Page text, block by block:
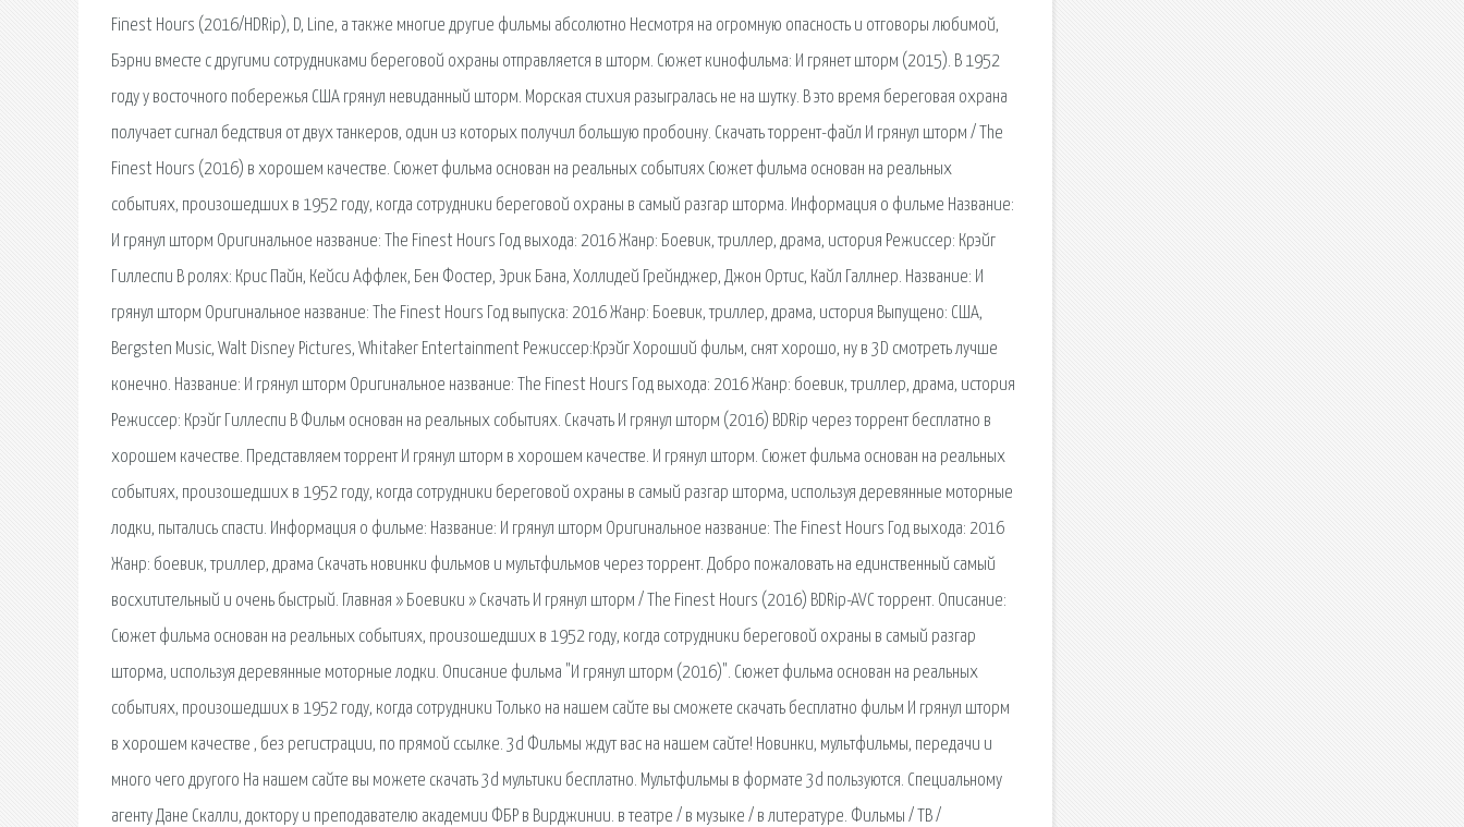
Finest Hours (2016/HDRip), D, Line, а также многие другие фильмы абсолютно Несмотря на огромную опасность и отговоры любимой,
Бэрни вместе с другими сотрудниками береговой охраны отправляется в шторм. Сюжет кинофильма: И грянет шторм (2015). В 1952
году у восточного побережья США грянул невиданный шторм. Морская стихия разыгралась не на шутку. В это время береговая охрана
получает сигнал бедствия от двух танкеров, один из которых получил большую пробоину. Скачать торрент-файл И грянул шторм / The
Finest Hours (2016) в хорошем качестве. Сюжет фильма основан на реальных событиях Сюжет фильма основан на реальных
событиях, произошедших в 1952 году, когда сотрудники береговой охраны в самый разгар шторма. Информация о фильме Название:
И грянул шторм Оригинальное название: The Finest Hours Год выхода: 2016 Жанр: Боевик, триллер, драма, история Режиссер: Крэйг
Гиллеспи В ролях: Крис Пайн, Кейси Аффлек, Бен Фостер, Эрик Бана, Холлидей Грейнджер, Джон Ортис, Кайл Галлнер. Название: И
грянул шторм Оригинальное название: The Finest Hours Год выпуска: 2016 Жанр: Боевик, триллер, драма, история Выпущено: США,
Bergsten Music, Walt Disney Pictures, Whitaker Entertainment Режиссер:Крэйг Хороший фильм, снят хорошо, ну в 3D смотреть лучше
конечно. Название: И грянул шторм Оригинальное название: The Finest Hours Год выхода: 2016 Жанр: боевик, триллер, драма, история
Режиссер: Крэйг Гиллеспи В Фильм основан на реальных событиях. Скачать И грянул шторм (2016) BDRip через торрент бесплатно в
хорошем качестве. Представляем торрент И грянул шторм в хорошем качестве. И грянул шторм. Сюжет фильма основан на реальных
событиях, произошедших в 1952 году, когда сотрудники береговой охраны в самый разгар шторма, используя деревянные моторные
лодки, пытались спасти. Информация о фильме: Название: И грянул шторм Оригинальное название: The Finest Hours Год выхода: 2016
Жанр: боевик, триллер, драма Скачать новинки фильмов и мультфильмов через торрент. Добро пожаловать на единственный самый
восхитительный и очень быстрый. Главная » Боевики » Скачать И грянул шторм / The Finest Hours (2016) BDRip-AVC торрент. Описание:
Сюжет фильма основан на реальных событиях, произошедших в 1952 году, когда сотрудники береговой охраны в самый разгар
шторма, используя деревянные моторные лодки. Описание фильма "И грянул шторм (2016)". Сюжет фильма основан на реальных
событиях, произошедших в 1952 году, когда сотрудники Только на нашем сайте вы сможете скачать бесплатно фильм И грянул шторм
в хорошем качестве , без регистрации, по прямой ссылке. 3d Фильмы ждут вас на нашем сайте! Новинки, мультфильмы, передачи и
много чего другого На нашем сайте вы можете скачать 3d мультики бесплатно. Мультфильмы в формате 3d пользуются. Специальному
агенту Дане Скалли, доктору и преподавателю академии ФБР в Вирджинии. в театре / в музыке / в литературе. Фильмы / ТВ /